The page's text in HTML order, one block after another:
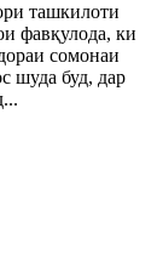
ташкилоти
фавқулода, ки
сомонаи
шуда буд, дар